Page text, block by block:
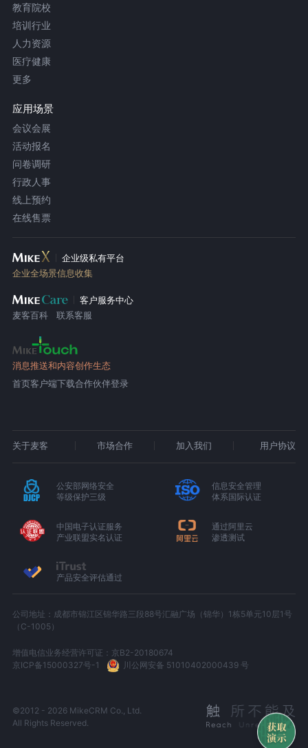
教育院校
培训行业
人力资源
医疗健康
更多
应用场景
会议会展
活动报名
问卷调研
行政人事
线上预约
在线售票
企业级私有平台
企业全场景信息收集
客户服务中心
麦客百科
联系客服
消息推送和内容创作生态
首页客户端下载合作伙伴登录
关于麦客 市场合作 加入我们 用户协议
公安部网络安全
等级保护三级
信息安全管理
体系国际认证
中国电子认证服务
产业联盟实名认证
通过阿里云
渗透测试
产品安全评估通过
公司地址：成都市锦江区锦华路三段88号汇融广场（锦华）1栋5单元10层1号
（C-1005）
增值电信业务经营许可证：京B2-20180674
京ICP备15000327号-1
川公网安备 51010402000439 号
©2012 - 2026 MikeCRM Co., Ltd.
All Rights Reserved.